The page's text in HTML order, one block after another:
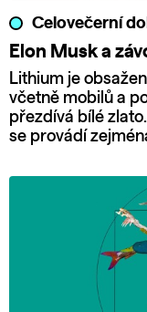
Celovečerní
Elon Musk a
Lithium je
včetně mobilů a
přezdívá bílé
se provádí